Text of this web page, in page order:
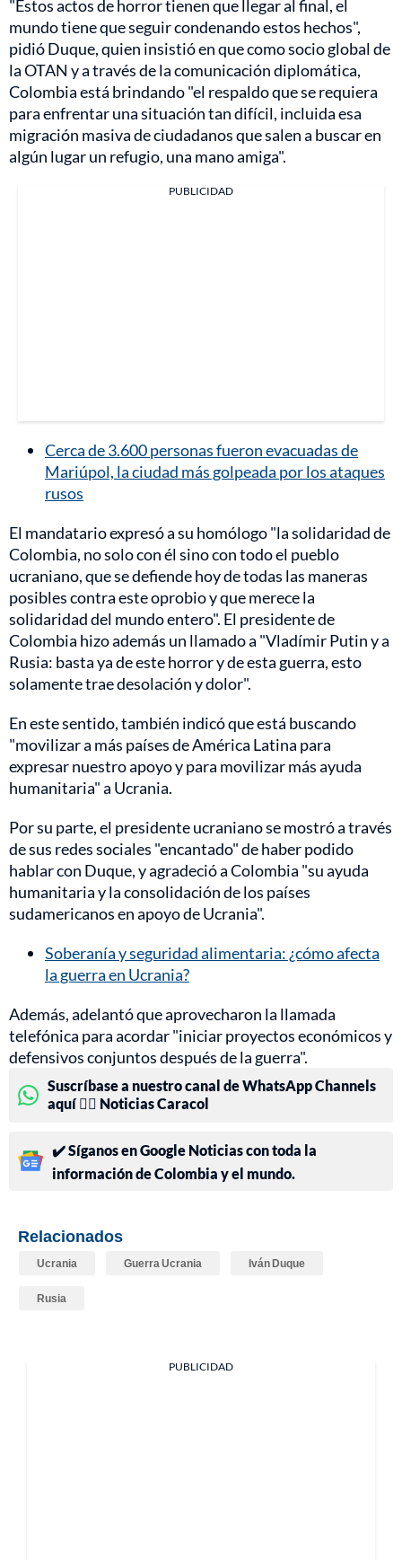
"Estos actos de horror tienen que llegar al final, el
mundo tiene que seguir condenando estos hechos",
pidió Duque, quien insistió en que como socio global de
la OTAN y a través de la comunicación diplomática,
Colombia está brindando "el respaldo que se requiera
para enfrentar una situación tan difícil, incluida esa
migración masiva de ciudadanos que salen a buscar en
algún lugar un refugio, una mano amiga".
PUBLICIDAD
Cerca de 3.600 personas fueron evacuadas de
Mariúpol, la ciudad más golpeada por los ataques
rusos
El mandatario expresó a su homólogo "la solidaridad de
Colombia, no solo con él sino con todo el pueblo
ucraniano, que se defiende hoy de todas las maneras
posibles contra este oprobio y que merece la
solidaridad del mundo entero". El presidente de
Colombia hizo además un llamado a "Vladímir Putin y a
Rusia: basta ya de este horror y de esta guerra, esto
solamente trae desolación y dolor".
En este sentido, también indicó que está buscando
"movilizar a más países de América Latina para
expresar nuestro apoyo y para movilizar más ayuda
humanitaria" a Ucrania.
Por su parte, el presidente ucraniano se mostró a través
de sus redes sociales "encantado" de haber podido
hablar con Duque, y agradeció a Colombia "su ayuda
humanitaria y la consolidación de los países
sudamericanos en apoyo de Ucrania".
Soberanía y seguridad alimentaria: ¿cómo afecta
la guerra en Ucrania?
Además, adelantó que aprovecharon la llamada
telefónica para acordar "iniciar proyectos económicos y
defensivos conjuntos después de la guerra".
Suscríbase a nuestro canal de WhatsApp Channels
aquí 👉🏻 Noticias Caracol
✔️ Síganos en Google Noticias con toda la
información de Colombia y el mundo.
Relacionados
Ucrania Guerra Ucrania Iván Duque
Rusia
PUBLICIDAD